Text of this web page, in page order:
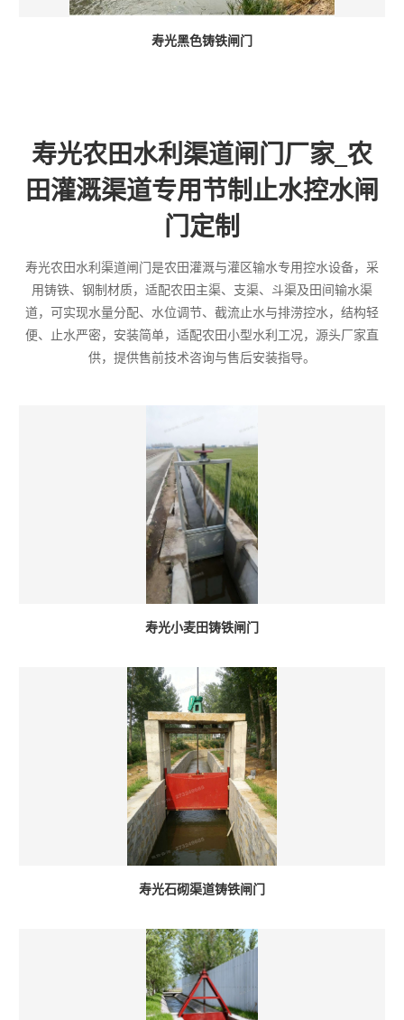
寿光黑色铸铁闸门
寿光农田水利渠道闸门厂家_农
田灌溉渠道专用节制止水控水闸
门定制
寿光农田水利渠道闸门是农田灌溉与灌区输水专用控水设备，采
用铸铁、钢制材质，适配农田主渠、支渠、斗渠及田间输水渠
道，可实现水量分配、水位调节、截流止水与排涝控水，结构轻
便、止水严密，安装简单，适配农田小型水利工况，源头厂家直
供，提供售前技术咨询与售后安装指导。
寿光小麦田铸铁闸门
寿光石砌渠道铸铁闸门